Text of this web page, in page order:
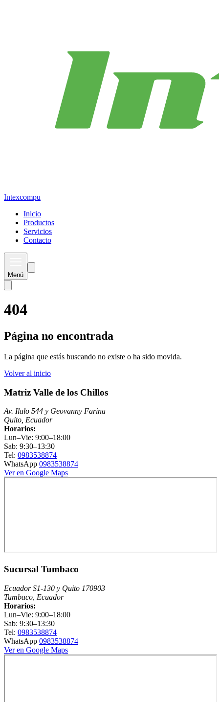
Intexcompu
Inicio
Productos
Servicios
Contacto
Menú
404
Página no encontrada
La página que estás buscando no existe o ha sido movida.
Volver al inicio
Matriz Valle de los Chillos
Av. Ilalo 544 y Geovanny Farina
Quito, Ecuador
Horarios:
Lun–Vie: 9:00–18:00
Sab: 9:30–13:30
Tel: 0983538874
WhatsApp 0983538874
Ver en Google Maps
Sucursal Tumbaco
Ecuador S1-130 y Quito 170903
Tumbaco, Ecuador
Horarios:
Lun–Vie: 9:00–18:00
Sab: 9:30–13:30
Tel: 0983538874
WhatsApp 0983538874
Ver en Google Maps